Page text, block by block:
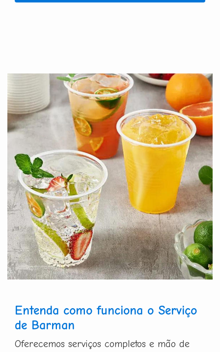
Entenda como funciona o Serviço
de Barman
Oferecemos serviços completos e mão de